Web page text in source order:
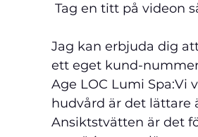
Tag en titt på videon
Jag kan erbjuda dig
ett eget kund-
Age LOC Lumi Spa:Vi
hudvård är det lättare
Ansiktstvätten är det